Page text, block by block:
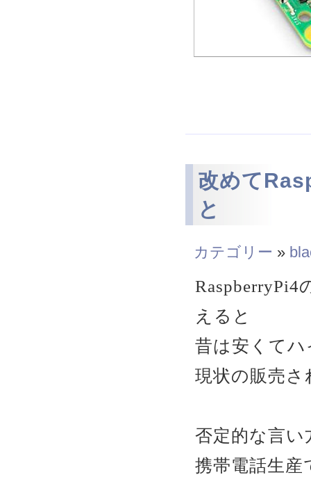
改めて
と
カテゴリー »
えると
昔は安くて
現状の販売
否定的な言
携帯電話生産